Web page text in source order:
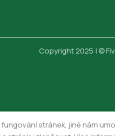
Copyright 2025 | ©
stránek, jiné nám